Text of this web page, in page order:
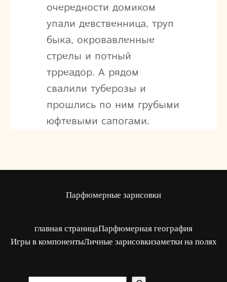
очередности домиком
упали девственница, труп
быка, окровавленные
стрелы и потный
трреадор. А рядом
свалили туберозы и
прошлись по ним грубыми
юфтевыми сапогами.
Парфюмерные зарисовки
главная страницаПарфюмерная география
Игры в компонентыЛичные зарисовкизаметки на полях